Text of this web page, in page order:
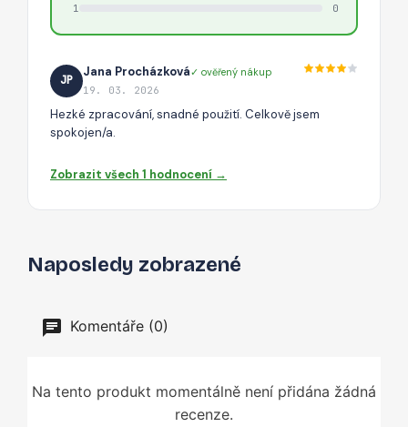
1
0
JP
Jana Procházková✓ ověřený nákup
19. 03. 2026
Hezké zpracování, snadné použití. Celkově jsem
spokojen/a.
Zobrazit všech 1 hodnocení →
Naposledy zobrazené
Komentáře (0)
Na tento produkt momentálně není přidána žádná
recenze.